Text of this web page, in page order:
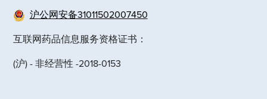
沪公网安备31011502007450
互联网药品信息服务资格证书：
(沪) - 非经营性 -2018-0153